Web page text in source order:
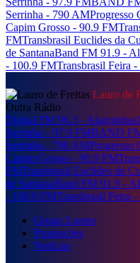
Serrinha - 790 AMProgresso
Capim Grosso - 90.9 FM
FMTransbrasil Euclides da
de SantanaBand FM 91.9 -
- 100.9 FMTransbrasil Feira
Lauro de
Outra Rádio
Digital FM 96.3 - Alagoinhas
Serrinha - 97.9 FMBAND
Serrinha - 790 AMProgresso
Capim Grosso - 90.9 FM
FMTransbrasil Euclides da
de SantanaBand FM 91.9 -
- 100.9 FMTransbrasil Feira
Grupo Lomes
Promoções
Notícias